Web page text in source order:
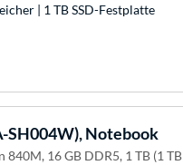
| 1 TB SSD-Festplatte
SH004W), Notebook
16 GB DDR5, 1 TB (1 TB